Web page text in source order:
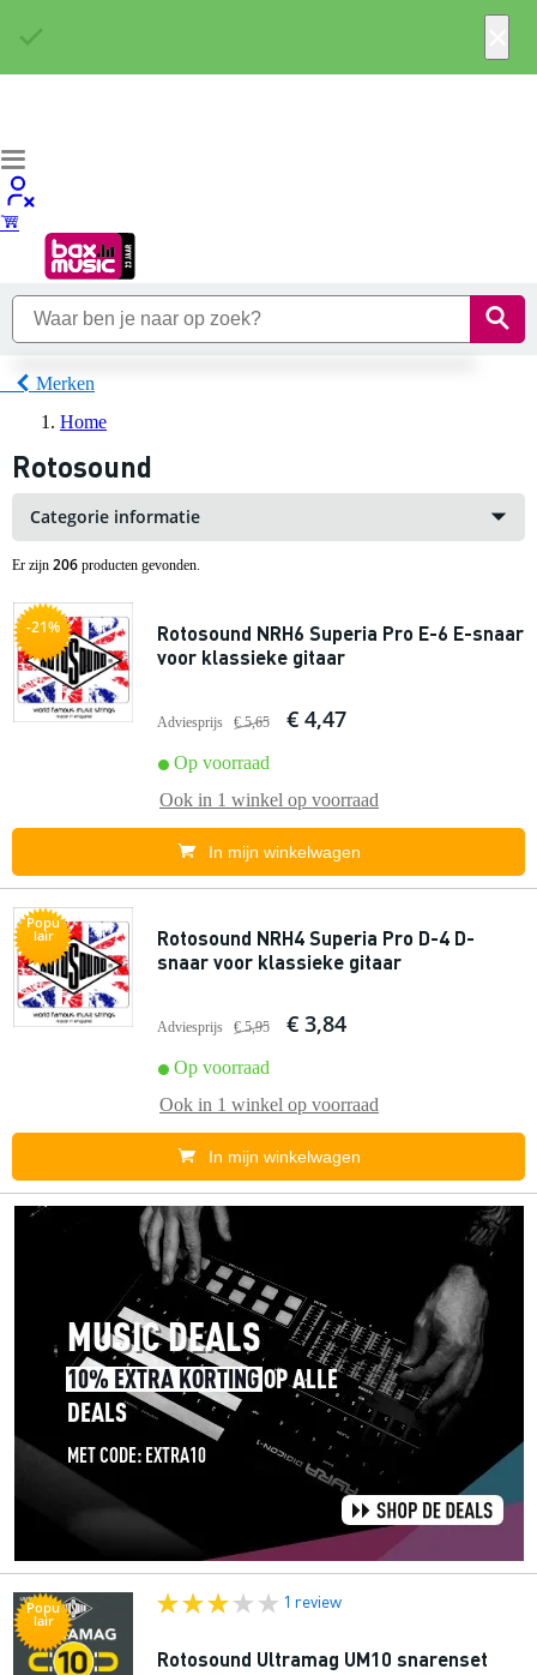
Merken
Home
Rotosound
Categorie informatie
Er zijn 206 producten gevonden.
-21%
Rotosound NRH6 Superia Pro E-6 E-snaar
voor klassieke gitaar
Adviesprijs € 5,65 € 4,47
Op voorraad
Ook in 1 winkel op voorraad
In mijn winkelwagen
Popu
lair
Rotosound NRH4 Superia Pro D-4 D-
snaar voor klassieke gitaar
Adviesprijs € 5,95 € 3,84
Op voorraad
Ook in 1 winkel op voorraad
In mijn winkelwagen
Popu
lair
1 review
Rotosound Ultramag UM10 snarenset